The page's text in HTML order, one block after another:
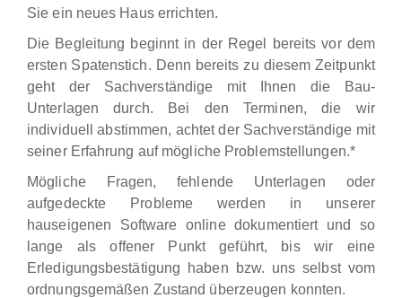
Sie ein neues Haus errichten.
Die Begleitung beginnt in der Regel bereits vor dem
ersten Spatenstich. Denn bereits zu diesem Zeitpunkt
geht der Sachverständige mit Ihnen die Bau-
Unterlagen durch. Bei den Terminen, die wir
individuell abstimmen, achtet der Sachverständige mit
seiner Erfahrung auf mögliche Problemstellungen.*
Mögliche Fragen, fehlende Unterlagen oder
aufgedeckte Probleme werden in unserer
hauseigenen Software online dokumentiert und so
lange als offener Punkt geführt, bis wir eine
Erledigungsbestätigung haben bzw. uns selbst vom
ordnungsgemäßen Zustand überzeugen konnten.